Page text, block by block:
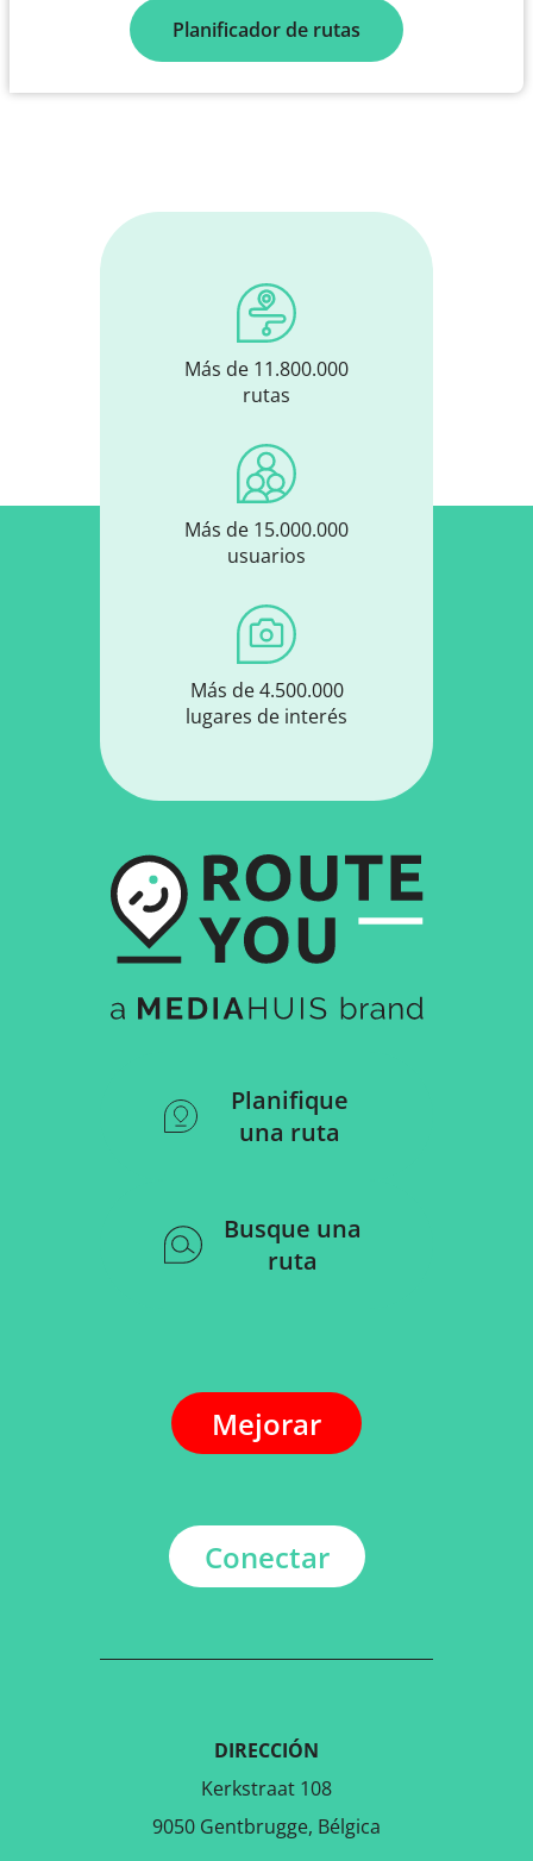
Planificador de rutas
Más de 11.800.000
rutas
Más de 15.000.000
usuarios
Más de 4.500.000
lugares de interés
Planifique
una ruta
Busque una
ruta
Mejorar
Conectar
DIRECCIÓN
Kerkstraat 108
9050 Gentbrugge, Bélgica